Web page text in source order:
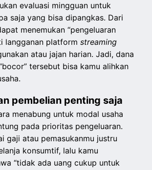
evaluasi mingguan untuk
saja yang bisa dipangkas. Dari
menemukan “pengeluaran
langganan platformstreaming
atau jajan harian. Jadi, dana
tersebut bisa kamu alihkan
pembelian penting saja
menabung untuk modal usaha
pada prioritas pengeluaran.
gaji atau pemasukanmu justru
konsumtif, lalu kamu
“tidak ada uang cukup untuk